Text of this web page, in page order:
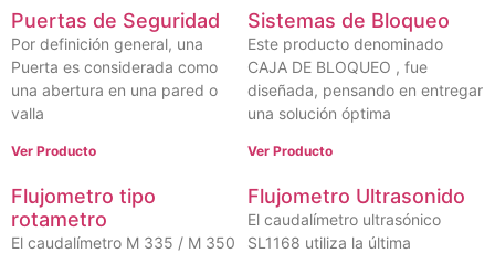
Puertas de Seguridad
Por definición general, una
Puerta es considerada como
una abertura en una pared o
valla
Ver Producto
Sistemas de Bloqueo
Este producto denominado
CAJA DE BLOQUEO , fue
diseñada, pensando en entregar
una solución óptima
Ver Producto
Flujometro tipo
rotametro
El caudalímetro M 335 / M 350
Flujometro Ultrasonido
El caudalímetro ultrasónico
SL1168 utiliza la última